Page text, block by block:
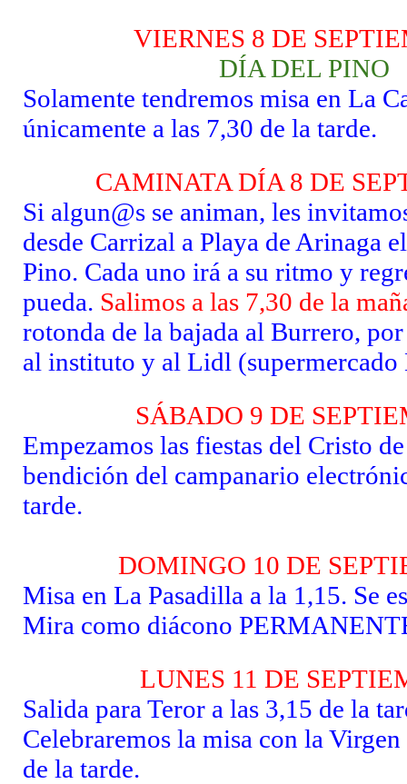
VIERNES 8 DE
DÍA DEL PINO
Solamente tendremos misa en La
únicamente a las 7,30 de la tarde.
CAMINATA DÍA 8 DE
Si algun@s se animan, les
desde Carrizal a Playa de Arinaga
Pino. Cada uno irá a su ritmo y
pueda. Salimos a las 7,30 de la
rotonda de la bajada al Burrero,
al instituto y al Lidl
SÁBADO 9 DE
Empezamos las fiestas del Cristo
bendición del campanario
tarde.
DOMINGO 10 DE
Misa en La Pasadilla a la 1,15. Se
Mira como diácono
LUNES 11 DE
Salida para Teror a las 3,15 de la
Celebraremos la misa con la
de la tarde.